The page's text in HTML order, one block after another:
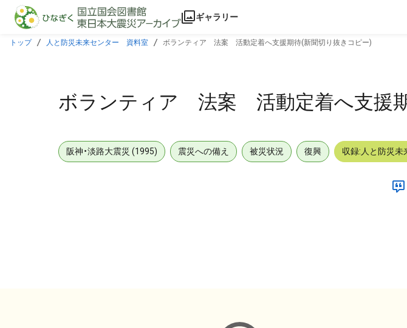
本文に飛ぶ
ギャラリー
トップ 人と防災未来センター 資料室 ボランティア 法案 活動定着へ支援期待(新聞切り抜きコピー)
ボランティア 法案 活動定着へ支援
阪神・淡路大震災 (1995) 震災への備え 被災状況 復興 収録:人と防災